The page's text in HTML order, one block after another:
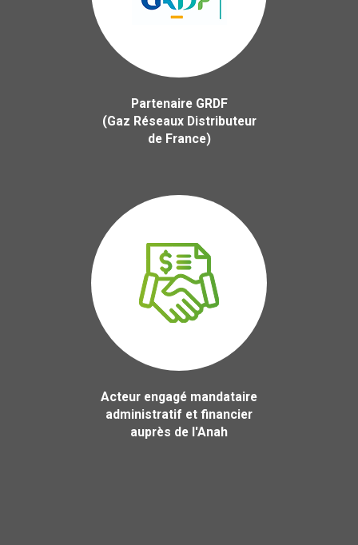
Partenaire GRDF
(Gaz Réseaux Distributeur
de France)
Acteur engagé mandataire
administratif et financier
auprès de l'Anah